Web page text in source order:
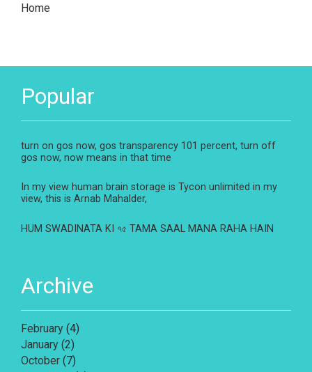
Home
Popular
turn on gos now, gos transparency 101 percent, turn off
gos now, now means in that time
In my view human brain storage is Tycon unlimited in my
view, this is Arnab Mahalder,
HUM SWADINATA KI ৭৫ TAMA SAAL MANA RAHA HAIN
Archive
February (4)
January (2)
October (7)